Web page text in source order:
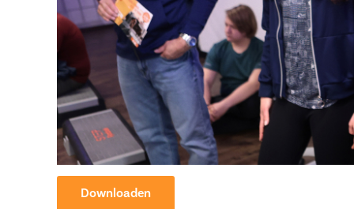
Downloaden